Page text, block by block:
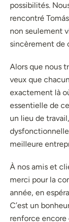
possibilités.
rencontré
non seulement
sincèrement de
Alors que nous
veux que
exactement là
essentielle de
un lieu de
meilleure
À nos amis et
merci pour la
année, en
C’est un
renforce encore